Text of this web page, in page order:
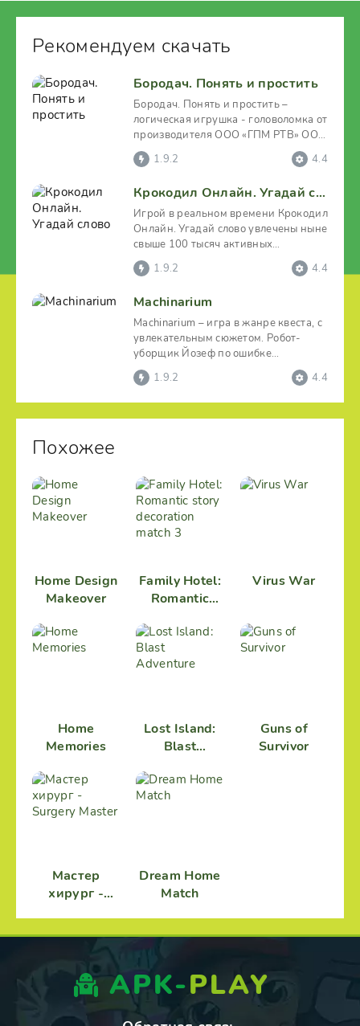
Рекомендуем скачать
Бородач. Понять и простить
Бородач. Понять и простить –
логическая игрушка - головоломка от
производителя ООО «ГПМ РТB» ООО
«ГПМ РТB», где главным
1.9.2 4.4
Крокодил Онлайн. Угадай слово
Игрой в реальном времени Крокодил
Онлайн. Угадай слово увлечены ныне
свыше 100 тысяч активных
пользователей, что
1.9.2 4.4
Machinarium
Machinarium – игра в жанре квеста, с
увлекательным сюжетом. Робот-
уборщик Йозеф по ошибке
оказывается на свалке за
1.9.2 4.4
Похожее
Home Design
Makeover
Family Hotel:
Romantic
decoration
match 3
Virus War
Home
Memories
Lost Island:
Blast
Guns of
Survivor
Мастер
хирург -
Dream Home
Match
APK-PLAY